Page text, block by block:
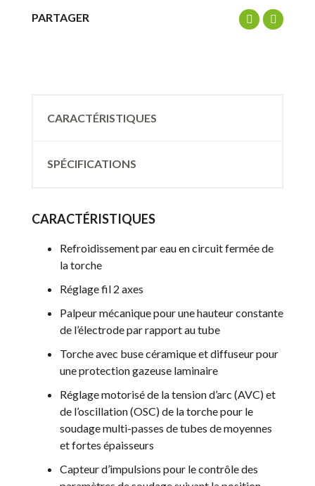
PARTAGER
CARACTÉRISTIQUES
SPÉCIFICATIONS
CARACTÉRISTIQUES
Refroidissement par eau en circuit fermée de
la torche
Réglage fil 2 axes
Palpeur mécanique pour une hauteur constante
de l’électrode par rapport au tube
Torche avec buse céramique et diffuseur pour
une protection gazeuse laminaire
Réglage motorisé de la tension d’arc (AVC) et
de l’oscillation (OSC) de la torche pour le
soudage multi-passes de tubes de moyennes
et fortes épaisseurs
Capteur d’impulsions pour le contrôle des